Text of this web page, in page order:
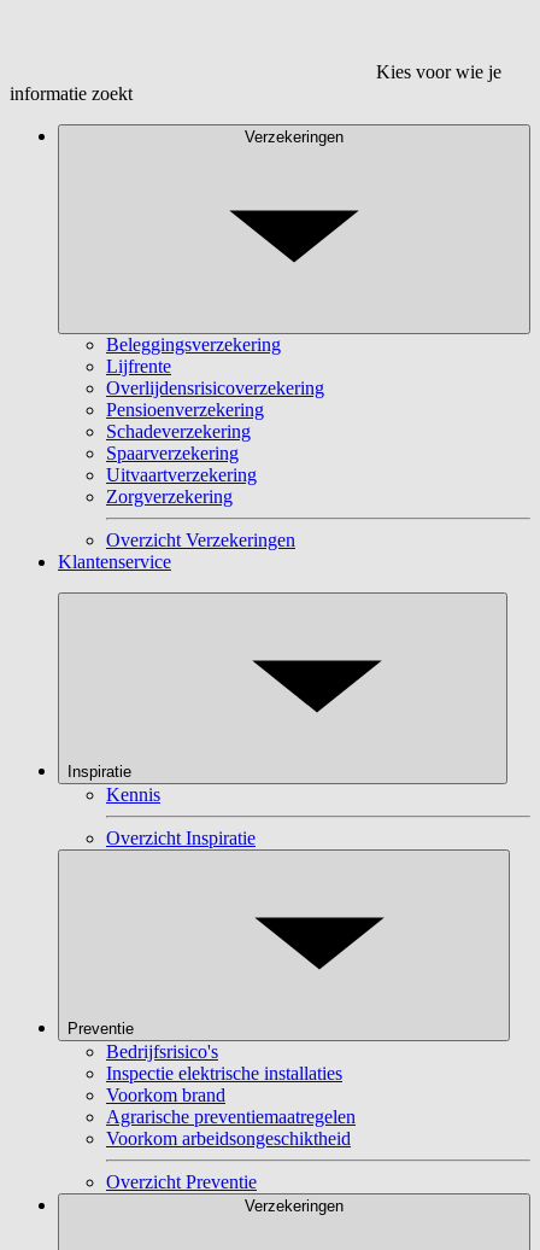
Kies voor wie je
informatie zoekt
Verzekeringen
Beleggingsverzekering
Lijfrente
Overlijdensrisicoverzekering
Pensioenverzekering
Schadeverzekering
Spaarverzekering
Uitvaartverzekering
Zorgverzekering
Overzicht Verzekeringen
Klantenservice
Inspiratie
Kennis
Overzicht Inspiratie
Preventie
Bedrijfsrisico's
Inspectie elektrische installaties
Voorkom brand
Agrarische preventiemaatregelen
Voorkom arbeidsongeschiktheid
Overzicht Preventie
Verzekeringen